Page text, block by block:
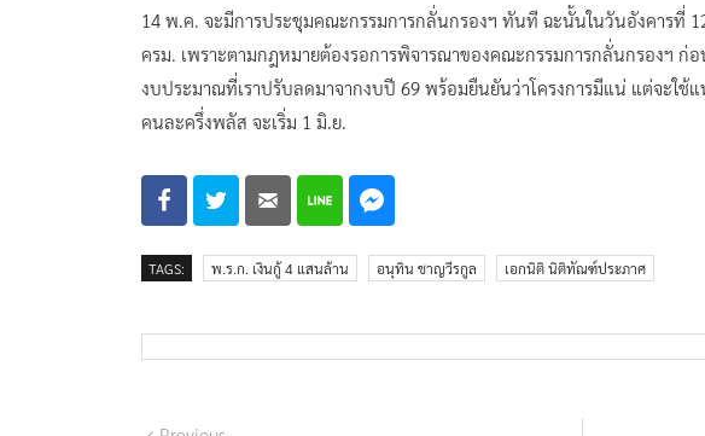
14 พ.ค. จะมีการประชุมคณะกรรมการกลั่นกรองฯ ทันที ฉะนั้นในวันอังคารที่
ครม. เพราะตามกฎหมายต้องรอการพิจารณาของคณะกรรมการกลั่นกรองฯ ก่
งบประมาณที่เราปรับลดมาจากงบปี 69 พร้อมยืนยันว่าโครงการมีแน่ แต่จะใช้
คนละครึ่งพลัส จะเริ่ม 1 มิ.ย.
TAGS: พ.ร.ก. เงินกู้ 4 แสนล้าน อนุทิน ชาญวีรกูล เอกนิติ นิติทัณฑ์ประภาศ